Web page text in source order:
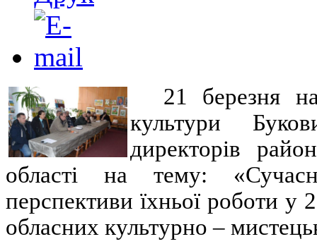
21 березня
культури
директорів
області на тему:
перспективи їхньої роботи у
обласних культурно –